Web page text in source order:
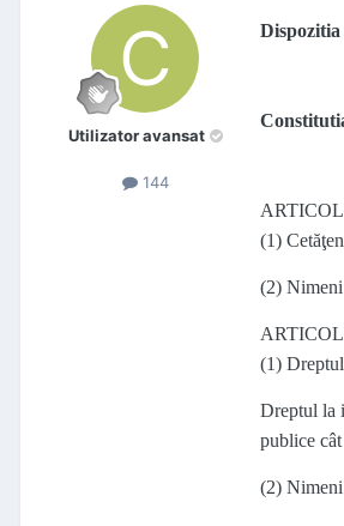
Utilizator avansat
144
(1)
(2) Nimeni
(1)
Dreptul la
publice
(2) Nimeni